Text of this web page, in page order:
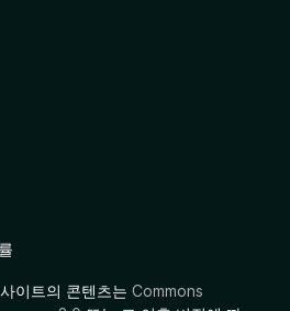
이트의 콘텐츠는 Commons